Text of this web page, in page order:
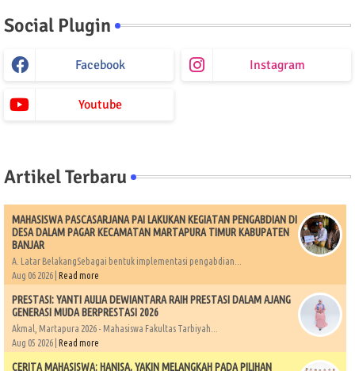
Social Plugin
Facebook Instagram
Youtube
Artikel Terbaru
MAHASISWA PASCASARJANA PAI LAKUKAN KEGIATAN PENGABDIAN DI
DESA DALAM PAGAR KECAMATAN MARTAPURA TIMUR KABUPATEN
BANJAR
A. Latar BelakangSebagai bentuk implementasi pengabdian...
Aug 06 2026 | Read more
PRESTASI: YANTI AULIA DEWIANTARA RAIH PRESTASI DALAM AJANG
GENERASI MUDA BERPRESTASI 2026
Akmal, Martapura 2026 - Mahasiswa Fakultas Tarbiyah...
Aug 05 2026 | Read more
CERITA MAHASISWA: HANISA, YAKIN MELANGKAH PADA PILIHAN